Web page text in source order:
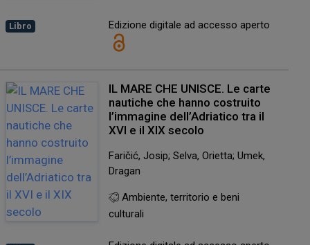
Libro Edizione digitale ad accesso aperto
IL MARE CHE UNISCE. Le carte
nautiche che hanno costruito
l’immagine dell’Adriatico tra il
XVI e il XIX secolo
Faričić, Josip; Selva, Orietta; Umek,
Dragan
Ambiente, territorio e beni
culturali